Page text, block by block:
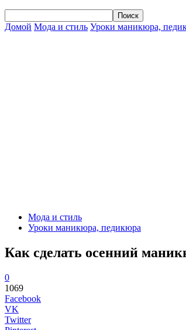
Домой Мода и стиль Уроки маникюра,
Мода и стиль
Уроки маникюра, педикюра
Как сделать осенний
0
1069
Facebook
VK
Twitter